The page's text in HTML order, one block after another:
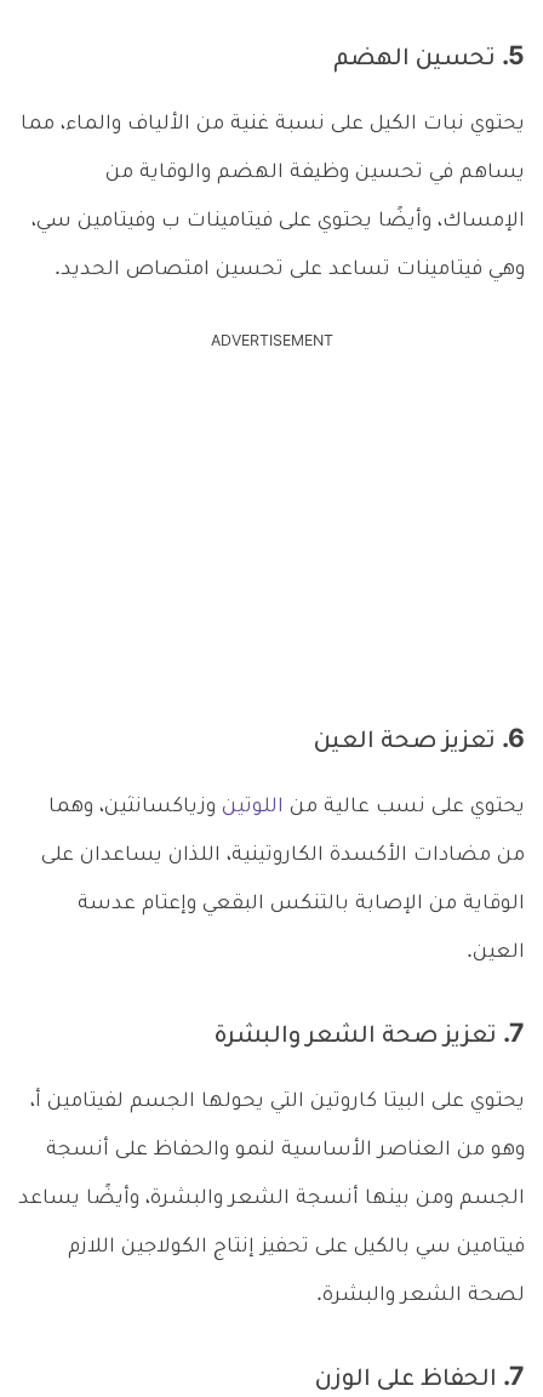
5. تحسين الهضم
يحتوي نبات الكيل على نسبة غنية من الألياف والماء، مما
يساهم في تحسين وظيفة الهضم والوقاية من
الإمساك، وأيضًا يحتوي على فيتامينات ب وفيتامين سي،
وهي فيتامينات تساعد على تحسين امتصاص الحديد.
ADVERTISEMENT
6. تعزيز صحة العين
يحتوي على نسب عالية من اللوتين وزياكسانثين، وهما
من مضادات الأكسدة الكاروتينية، اللذان يساعدان على
الوقاية من الإصابة بالتنكس البقعي وإعتام عدسة
العين.
7. تعزيز صحة الشعر والبشرة
يحتوي على البيتا كاروتين التي يحولها الجسم لفيتامين أ،
وهو من العناصر الأساسية لنمو والحفاظ على أنسجة
الجسم ومن بينها أنسجة الشعر والبشرة، وأيضًا يساعد
فيتامين سي بالكيل على تحفيز إنتاج الكولاجين اللازم
لصحة الشعر والبشرة.
7. الحفاظ على الوزن